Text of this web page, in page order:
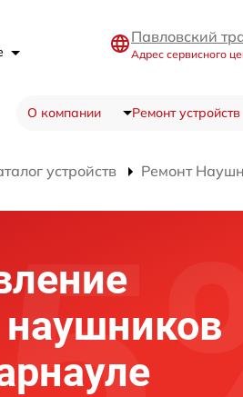
Павловский
Адрес сервисного
О компании Ремонт устройств
устройств Ремонт